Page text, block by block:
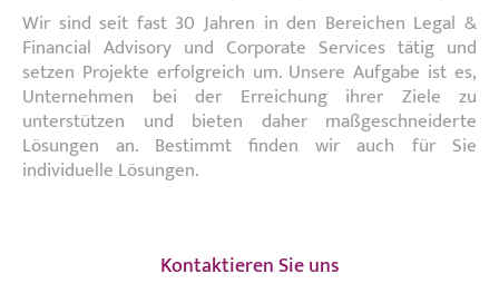
Wir sind seit fast 30 Jahren in den Bereichen Legal &
Financial Advisory und Corporate Services tätig und
setzen Projekte erfolgreich um. Unsere Aufgabe ist es,
Unternehmen bei der Erreichung ihrer Ziele zu
unterstützen und bieten daher maßgeschneiderte
Lösungen an. Bestimmt finden wir auch für Sie
individuelle Lösungen.
Kontaktieren Sie uns